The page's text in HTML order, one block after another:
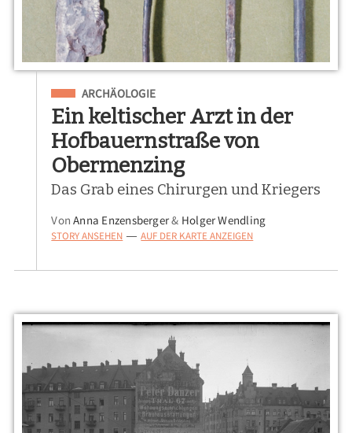
Eingeordnet unter
ARCHÄOLOGIE
Ein keltischer Arzt in der
Hofbauernstraße von
Obermenzing
Das Grab eines Chirurgen und Kriegers
VonAnna Enzensberger& Holger Wendling
STORY ANSEHEN — AUF DER KARTE ANZEIGEN